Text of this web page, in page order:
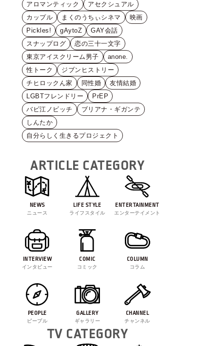
アロマンティック
アセクシュアル
カップル
まくのうちぃシネマ
映画
Pickles!
gAytoZ
GAY会話
スナップログ
恋の三十一文字
東京アイスクリーム男子
anone.
性トーク
ジブンヒストリー
チヒロックん家
同性婚
友情結婚
LGBTフレンドリー
PrEP
バビ江ノビッチ
ブリアナ・ギガンテ
しんたか
自分らしく生きるプロジェクト
ARTICLE CATEGORY
NEWS
ニュース
LIFE STYLE
ライフスタイル
ENTERTAINMENT
エンターテイメント
INTERVIEW
インタビュー
COMIC
コミック
COLUMN
コラム
PEOPLE
ピープル
GALLERY
ギャラリー
CHANNEL
チャンネル
TV CATEGORY